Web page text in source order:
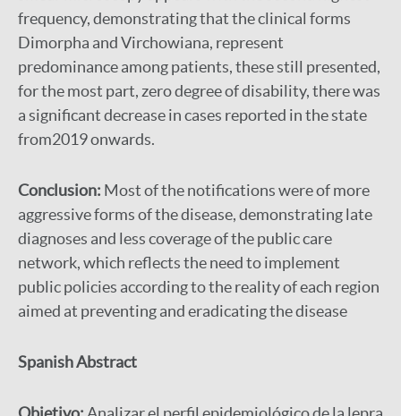
frequency, demonstrating that the clinical forms
Dimorpha and Virchowiana, represent
predominance among patients, these still presented,
for the most part, zero degree of disability, there was
a significant decrease in cases reported in the state
from2019 onwards.
Conclusion: Most of the notifications were of more
aggressive forms of the disease, demonstrating late
diagnoses and less coverage of the public care
network, which reflects the need to implement
public policies according to the reality of each region
aimed at preventing and eradicating the disease
Spanish Abstract